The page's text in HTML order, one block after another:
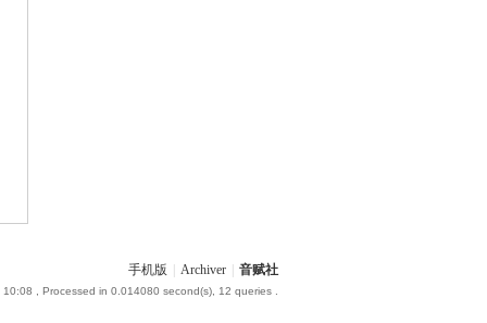
手机版 Archiver 音赋社
10:08 , Processed in 0.014080 second(s), 12 queries .